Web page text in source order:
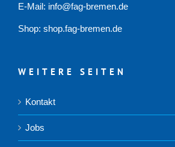
E-Mail: info@fag-bremen.de
Shop: shop.fag-bremen.de
WEITERE SEITEN
Kontakt
Jobs